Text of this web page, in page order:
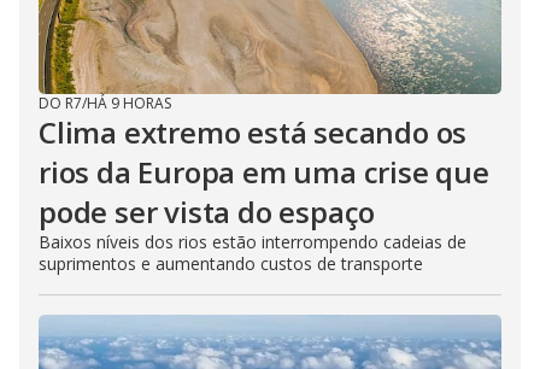
DO R7/HÁ 9 HORAS
Clima extremo está secando os
rios da Europa em uma crise que
pode ser vista do espaço
Baixos níveis dos rios estão interrompendo cadeias de
suprimentos e aumentando custos de transporte